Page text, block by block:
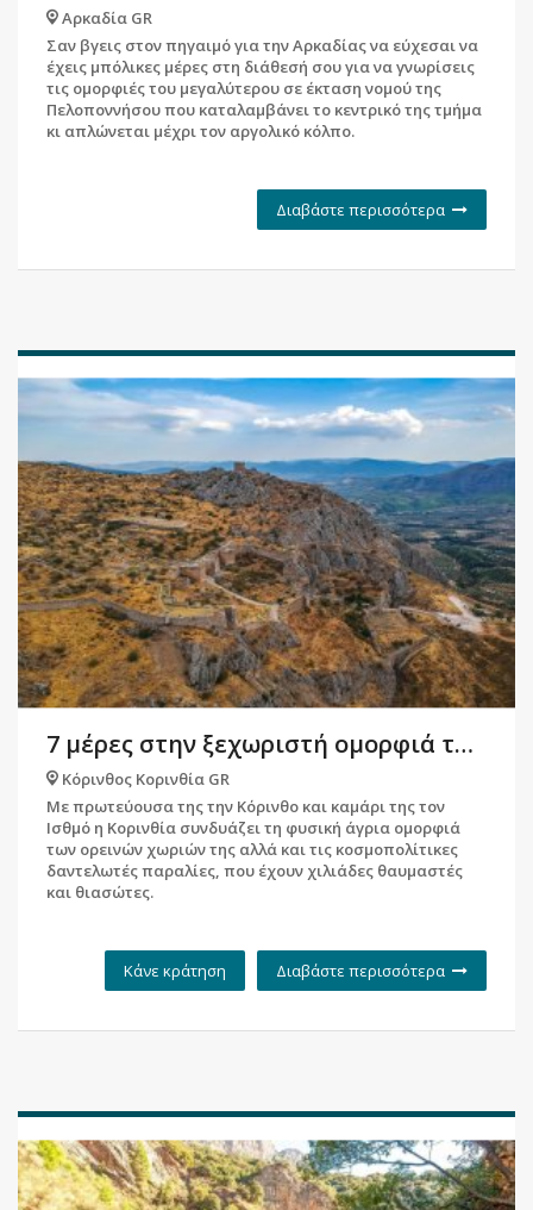
Αρκαδία GR
Σαν βγεις στον πηγαιμό για την Αρκαδίας να εύχεσαι να
έχεις μπόλικες μέρες στη διάθεσή σου για να γνωρίσεις
τις ομορφιές του μεγαλύτερου σε έκταση νομού της
Πελοποννήσου που καταλαμβάνει το κεντρικό της τμήμα
κι απλώνεται μέχρι τον αργολικό κόλπο.
Διαβάστε περισσότερα
7 μέρες στην ξεχωριστή ομορφιά της Κορινθίας
Κόρινθος Κορινθία GR
Με πρωτεύουσα της την Κόρινθο και καμάρι της τον
Ισθμό η Κορινθία συνδυάζει τη φυσική άγρια ομορφιά
των ορεινών χωριών της αλλά και τις κοσμοπολίτικες
δαντελωτές παραλίες, που έχουν χιλιάδες θαυμαστές
και θιασώτες.
Διαβάστε περισσότερα
Κάνε κράτηση